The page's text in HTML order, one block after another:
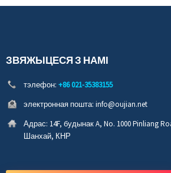
ЗВЯЖЫЦЕСЯ З НАМІ
тэлефон: +86 021-35383155
электронная пошта: info@oujian.net
Адрас: 14F, будынак A, No. 1000 Pinliang
Шанхай, КНР